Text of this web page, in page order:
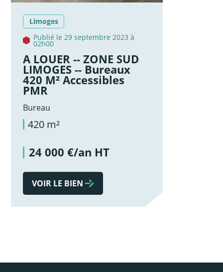
Limoges
Publié le 29 septembre 2023 à
02h00
A LOUER -- ZONE SUD
LIMOGES -- Bureaux
420 M² Accessibles
PMR
Bureau
420 m²
24 000 €/an HT
VOIR LE BIEN